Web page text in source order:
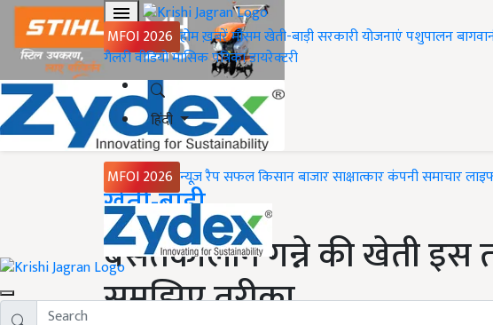
MFOI 2026 होमख़बरेंमौसमखेती-बाड़ीसरकारी योजनाएंपशुपालन
गैलरीवीडियोमासिक पत्रिकाडायरेक्टरी
हिंदी
MFOI 2026 न्यूज़ रैपसफल किसानबाजारसाक्षात्कारकंपनी समाचार
Home
खेती-बाड़ी
बसंतकालीन गन्ने की खेती इस
समझिए तरीका